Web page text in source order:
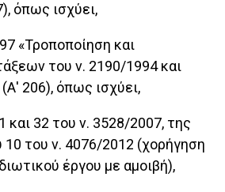
όπως ισχύει,
«Τροποποίηση και
του ν. 2190/1994 και
(Α' 206), όπως ισχύει,
32 του ν. 3528/2007, της
10 του ν. 4076/2012 (χορήγηση
έργου με αμοιβή),